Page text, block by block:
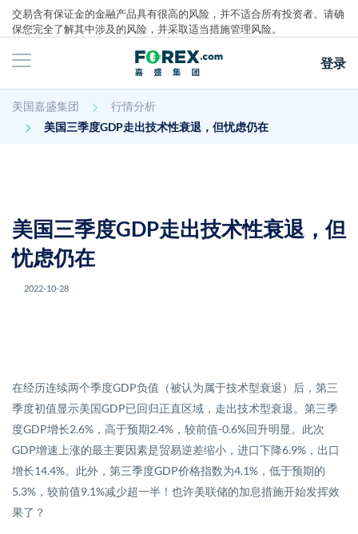
交易含有保证金的金融产品具有很高的风险，并不适合所有投资者。请确
保您完全了解其中涉及的风险，并采取适当措施管理风险。
主页
行情分析
登录
美国嘉盛集团
行情分析
美国三季度GDP走出技术性衰退，但忧虑仍在
美国三季度GDP走出技术性衰退，但
忧虑仍在
2022-10-28
在经历连续两个季度GDP负值（被认为属于技术型衰退）后，第三
季度初值显示美国GDP已回归正直区域，走出技术型衰退。第三季
度GDP增长2.6% ，高于预期2.4% ，较前值-0.6%回升明显。此次
GDP增速上涨的最主要因素是贸易逆差缩小，进口下降6.9% ，出口
增长14.4%。此外，第三季度GDP价格指数为4.1% ，低于预期的
5.3% ，较前值9.1%减少超一半！也许美联储的加息措施开始发挥效
果了？